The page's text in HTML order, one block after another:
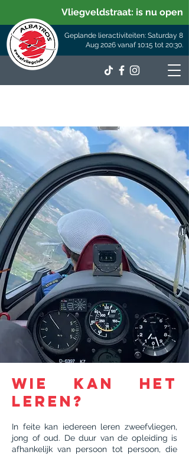
Geplande lieractiviteiten: Saturday 8
Aug 2026 vanaf 10:15 tot 20:30.
Vliegveldstraat: is nu open
Wie kan het
leren?
In feite kan iedereen leren zweefvliegen,
jong of oud. De duur van de opleiding is
afhankelijk van persoon tot persoon, die